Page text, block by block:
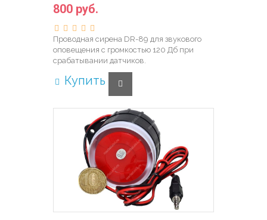
800 руб.
Проводная сирена DR-89 для звукового
оповещения с громкостью 120 Дб при
срабатывании датчиков.
Купить